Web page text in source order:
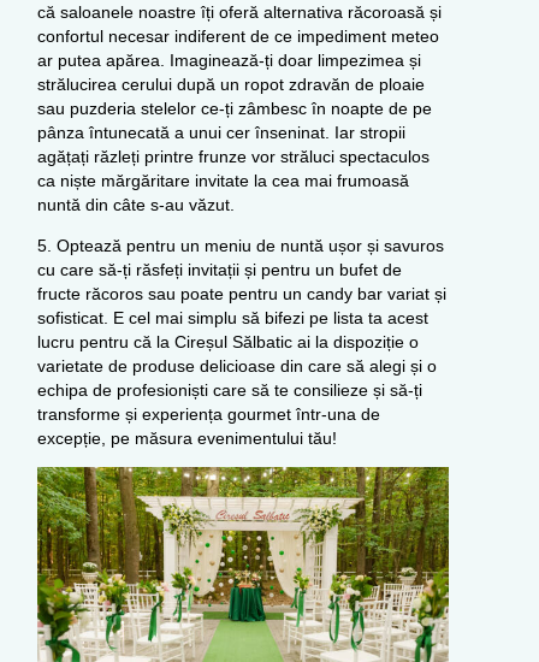
că saloanele noastre îți oferă alternativa răcoroasă și
confortul necesar indiferent de ce impediment meteo
ar putea apărea. Imaginează-ți doar limpezimea și
strălucirea cerului după un ropot zdravăn de ploaie
sau puzderia stelelor ce-ți zâmbesc în noapte de pe
pânza întunecată a unui cer înseninat. Iar stropii
agățați răzleți printre frunze vor străluci spectaculos
ca niște mărgăritare invitate la cea mai frumoasă
nuntă din câte s-au văzut.
5. Optează pentru un meniu de nuntă ușor și savuros
cu care să-ți răsfeți invitații și pentru un bufet de
fructe răcoros sau poate pentru un candy bar variat și
sofisticat. E cel mai simplu să bifezi pe lista ta acest
lucru pentru că la Cireșul Sălbatic ai la dispoziție o
varietate de produse delicioase din care să alegi și o
echipa de profesioniști care să te consilieze și să-ți
transforme și experiența gourmet într-una de
excepție, pe măsura evenimentului tău!